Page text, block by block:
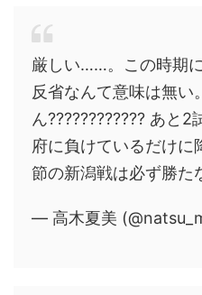
厳しい……。この時期
反省なんて意味は無い
ん???????????? あと
府に負けているだけに
節の新潟戦は必ず勝た
— 高木夏美